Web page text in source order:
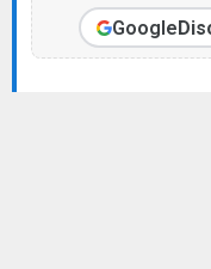
Google